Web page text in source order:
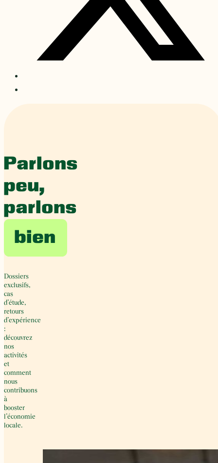
Parlons
peu,
parlons
bien
Dossiers
exclusifs,
cas
d’étude,
retours
d’expérience
:
découvrez
nos
activités
et
comment
nous
contribuons
à
booster
l’économie
locale.